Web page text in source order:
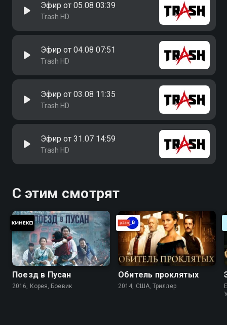
Эфир от 05.08 03:39
Trash HD
Эфир от 04.08 07:51
Trash HD
Эфир от 03.08 11:35
Trash HD
Эфир от 31.07 14:59
Trash HD
С этим смотрят
Поезд в Пусан
2016, Корея, Боевик
Обитель проклятых
2014, США, Триллер